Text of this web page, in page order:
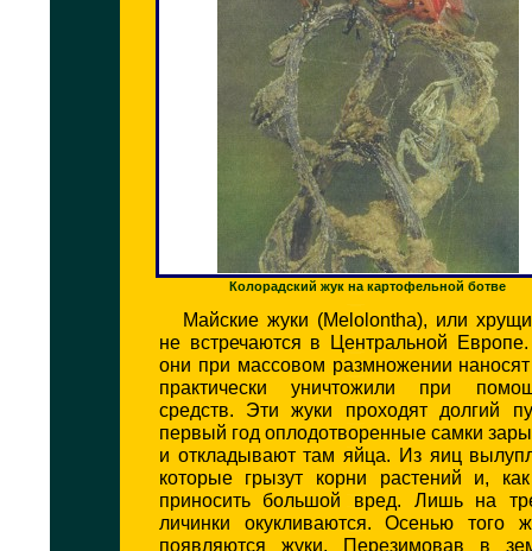
Колорадский жук на картофельной ботве
Майские жуки (Melolontha), или
не встречаются в Центральной
они при массовом размножении
практически уничтожили при
средств. Эти жуки проходят долгий
первый год оплодотворенные самки
и откладывают там яйца. Из яиц
которые грызут корни растений и,
приносить большой вред. Лишь на
личинки окукливаются. Осенью того
появляются жуки. Перезимовав в